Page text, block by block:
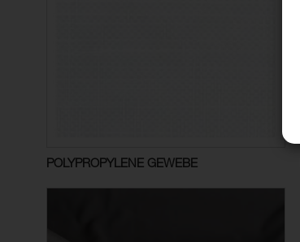
POLYPROPYLENE GEWEBE